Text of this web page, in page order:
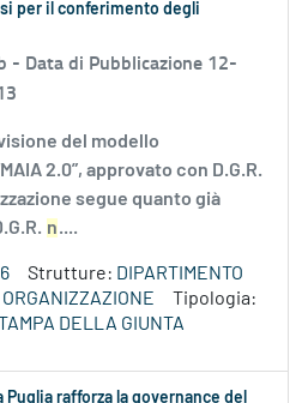
per il conferimento degli
- Data di Pubblicazione 12-
del modello
2.0”, approvato con D.G.R.
segue quanto già
n....
Strutture: DIPARTIMENTO
Tipologia:
DELLA GIUNTA
Puglia rafforza la governance del